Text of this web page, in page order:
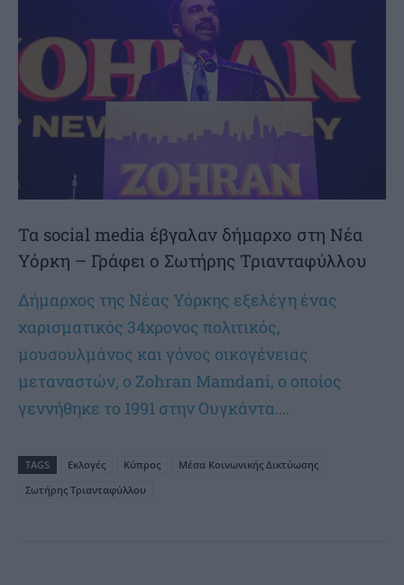
Τα social media έβγαλαν δήμαρχο στη Νέα
Υόρκη – Γράφει ο Σωτήρης Τριανταφύλλου
Δήμαρχος της Νέας Υόρκης εξελέγη ένας
χαρισματικός 34χρονος πολιτικός,
μουσουλμάνος και γόνος οικογένειας
μεταναστών, ο Zohran Mamdani, ο οποίος
γεννήθηκε το 1991 στην Ουγκάντα....
TAGS Εκλογές Κύπρος
Μέσα Κοινωνικής Δικτύωσης
Σωτήρης Τριανταφύλλου